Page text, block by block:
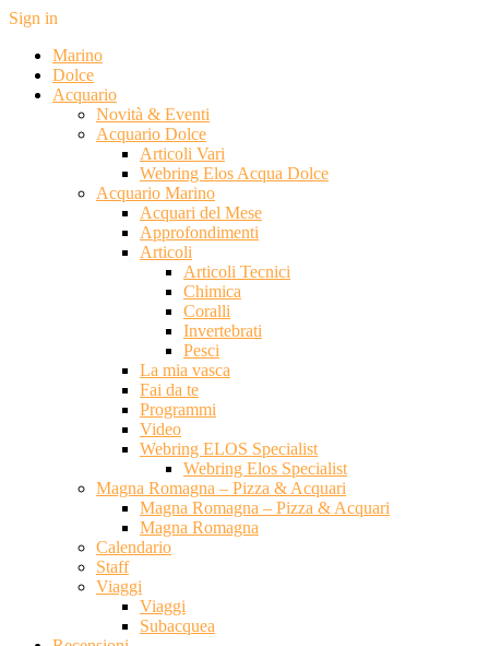
Sign in
Marino
Dolce
Acquario
Novità & Eventi
Acquario Dolce
Articoli Vari
Webring Elos Acqua Dolce
Acquario Marino
Acquari del Mese
Approfondimenti
Articoli
Articoli Tecnici
Chimica
Coralli
Invertebrati
Pesci
La mia vasca
Fai da te
Programmi
Video
Webring ELOS Specialist
Webring Elos Specialist
Magna Romagna – Pizza & Acquari
Magna Romagna – Pizza & Acquari
Magna Romagna
Calendario
Staff
Viaggi
Viaggi
Subacquea